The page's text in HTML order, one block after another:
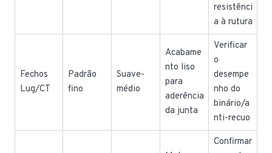
resistênci
a à rutura
Fechos
Lug/CT
Padrão
fino
Suave-
médio
Acabame
nto liso
para
aderência
da junta
Verificar
o
desempe
nho do
binário/a
nti-recuo
Confirmar